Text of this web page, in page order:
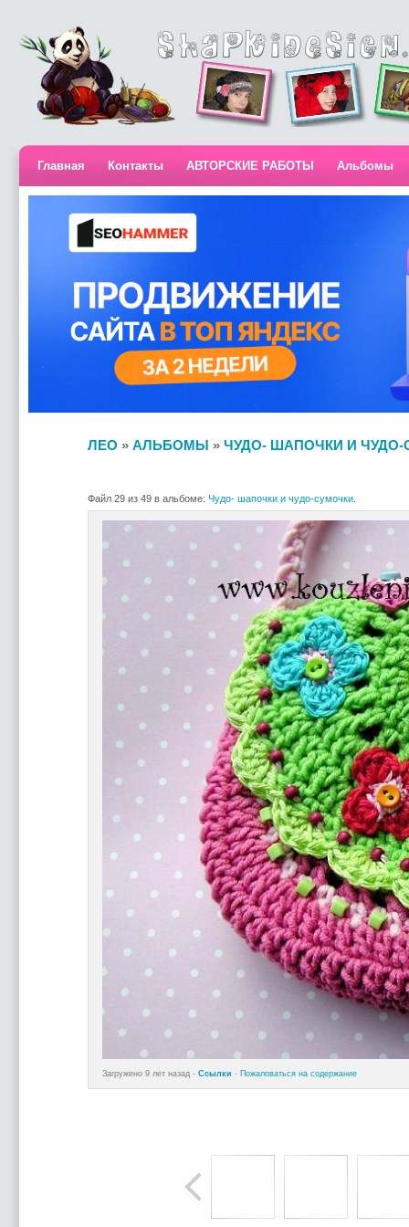
Главная Контакты АВТОРСКИЕ РАБОТЫ Альбомы
ЛЕО » АЛЬБОМЫ » ЧУДО- ШАПОЧКИ И ЧУДО-
Файл 29 из 49 в альбоме: Чудо- шапочки и чудо-сумочки.
Загружено 9 лет назад - Ссылки - Пожаловаться на содержание